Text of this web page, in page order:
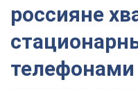
россияне
телефонами